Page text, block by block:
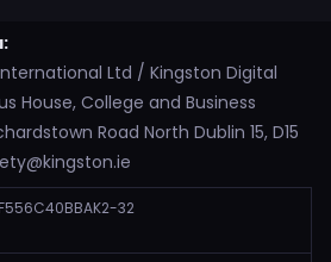
Ltd / Kingston Digital
House, College and Business
Road North Dublin 15, D15
32